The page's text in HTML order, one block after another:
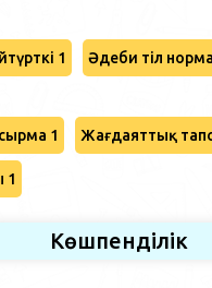
1 Әдеби тіл
1 Жағдаяттық
1
Көшпенділік